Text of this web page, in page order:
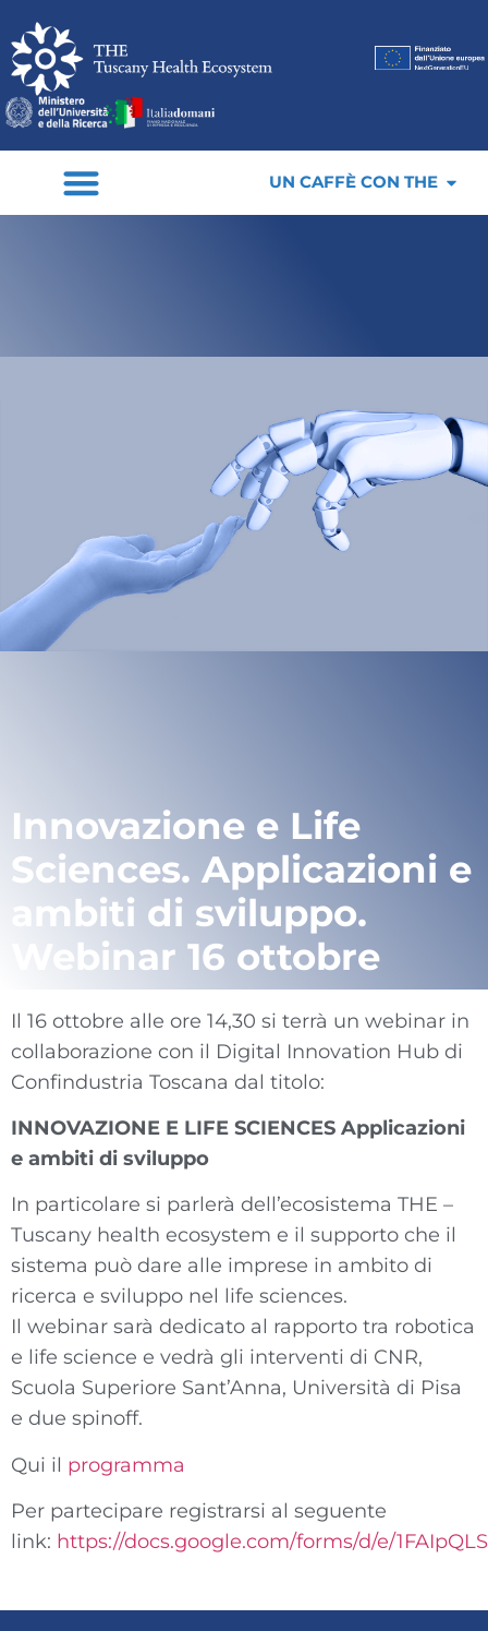
UN CAFFÈ CON THE
Innovazione e Life
Sciences. Applicazioni e
ambiti di sviluppo.
Webinar 16 ottobre
Il 16 ottobre alle ore 14,30 si terrà un webinar in
collaborazione con il Digital Innovation Hub di
Confindustria Toscana dal titolo:
INNOVAZIONE E LIFE SCIENCES Applicazioni
e ambiti di sviluppo
In particolare si parlerà dell’ecosistema THE –
Tuscany health ecosystem e il supporto che il
sistema può dare alle imprese in ambito di
ricerca e sviluppo nel life sciences.
Il webinar sarà dedicato al rapporto tra robotica
e life science e vedrà gli interventi di CNR,
Scuola Superiore Sant’Anna, Università di Pisa
e due spinoff.
Qui il programma
Per partecipare registrarsi al seguente
link: https://docs.google.com/forms/d/e/